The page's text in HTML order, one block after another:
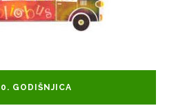
GODIŠNJICA